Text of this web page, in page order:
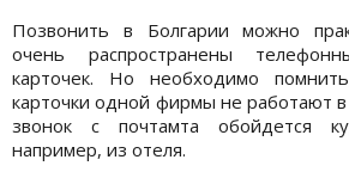
Позвонить в Болгарии можно
очень распространены
карточек. Но необходимо
карточки одной фирмы не работают в
звонок с почтамта обойдется
например, из отеля.